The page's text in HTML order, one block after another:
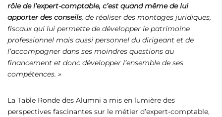
rôle de l’expert-comptable, c’est quand même de lui
apporter des conseils, de réaliser des montages juridiques,
fiscaux qui lui permette de développer le patrimoine
professionnel mais aussi personnel du dirigeant et de
l’accompagner dans ses moindres questions au
financement et donc développer l’ensemble de ses
compétences. »
La Table Ronde des Alumni a mis en lumière des
perspectives fascinantes sur le métier d’expert-comptable,